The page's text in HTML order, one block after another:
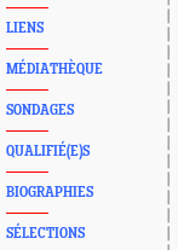
LIENS
MÉDIATHÈQUE
SONDAGES
QUALIFIÉ(E)S
BIOGRAPHIES
SÉLECTIONS